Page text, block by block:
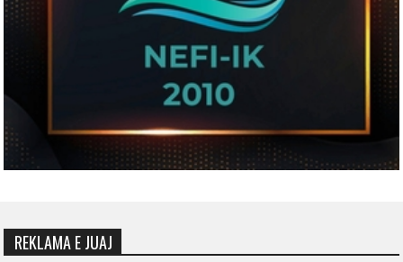
REKLAMA E JUAJ